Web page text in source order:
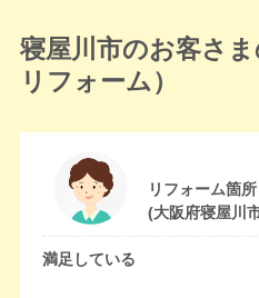
寝屋川市のお客さ
リフォーム）
リフォーム箇所
(大阪府寝屋川
満足している